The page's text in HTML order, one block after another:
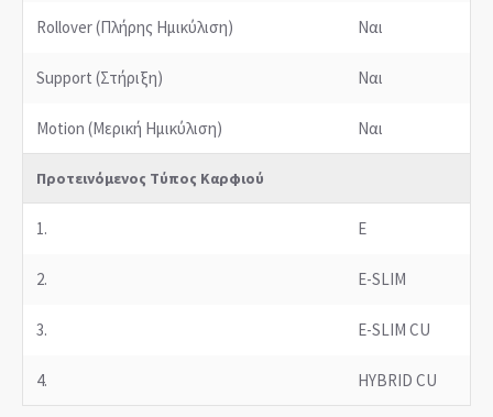
Rollover (Πλήρης Ημικύλιση) Ναι
Support (Στήριξη) Ναι
Motion (Μερική Ημικύλιση) Ναι
Προτεινόμενος Τύπος Καρφιού
1. E
2. E-SLIM
3. E-SLIM CU
4. HYBRID CU